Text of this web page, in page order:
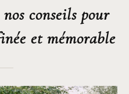
conseils pour
et mémorable